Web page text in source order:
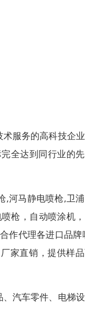
服务的高科技企
全达到同行业的
,河马静电喷枪,卫
枪 ， 自动喷涂机 ，
合作代理各进口品牌
家直销，提供样
汽车零件、电梯